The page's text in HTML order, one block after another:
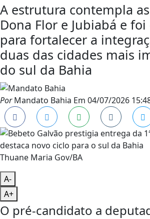
A estrutura contempla
Dona Flor e Jubiabá e
para fortalecer a
duas das cidades mais
do sul da Bahia
PorMandato Bahia Em 04/07/2026
Thuane Maria Gov/BA
A-
A+
O pré-candidato a